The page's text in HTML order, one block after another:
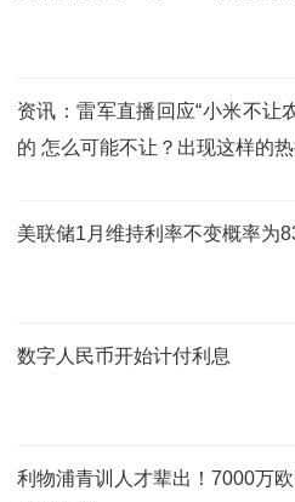
资讯：雷军直播回应“小米不让
的 怎么可能不让？出现这样的
美联储1月维持利率不变概率为
数字人民币开始计付利息
利物浦青训人才辈出！7000万